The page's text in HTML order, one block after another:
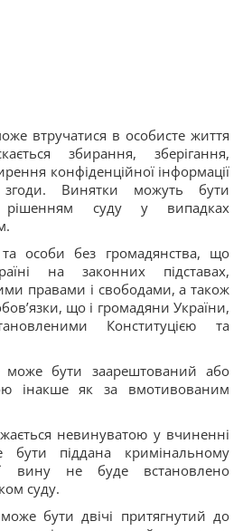
втручатися в особисте життя
збирання, зберігання,
конфіденційної інформації
Винятки можуть бути
рішенням суду у випадках
та особи без громадянства, що
на законних підставах,
правами і свободами, а також
що і громадяни України,
Конституцією та
може бути заарештований або
інакше як за вмотивованим
невинуватою у вчиненні
піддана кримінальному
вину не буде встановлено
суду.
бути двічі притягнутий до